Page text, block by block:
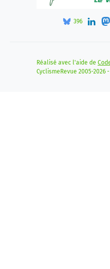
396
Réalisé avec l'aide de
CyclismeRevue 2005-2026 -